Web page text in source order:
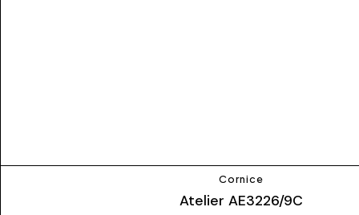
Cornice
Atelier AE3226/9C